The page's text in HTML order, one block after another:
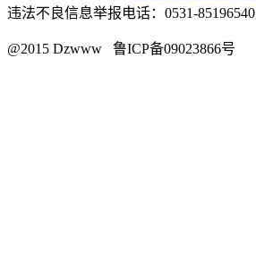
违法不良信息举报电话：0531-85196540
@2015 Dzwww 鲁ICP备09023866号